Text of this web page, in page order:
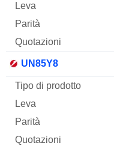
UN85Y8